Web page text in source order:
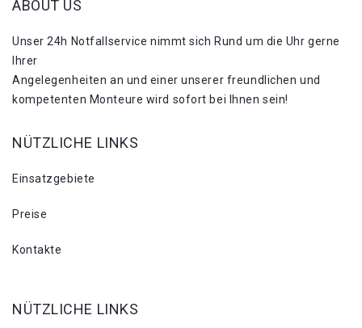
ABOUT US
Unser 24h Notfallservice nimmt sich Rund um die Uhr gerne
Ihrer
Angelegenheiten an und einer unserer freundlichen und
kompetenten Monteure wird sofort bei Ihnen sein!
NÜTZLICHE LINKS
Einsatzgebiete
Preise
Kontakte
NÜTZLICHE LINKS